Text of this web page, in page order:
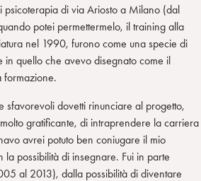
di via Ariosto a Milano (dal
potei permettermelo, il training alla
nel 1990, furono come una specie di
in quello che avevo disegnato come il
formazione.
sfavorevoli dovetti rinunciare al progetto,
gratificante, di intraprendere la carriera
avrei potuto ben coniugare il mio
la possibilità di insegnare. Fui in parte
al 2013), dalla possibilità di diventare